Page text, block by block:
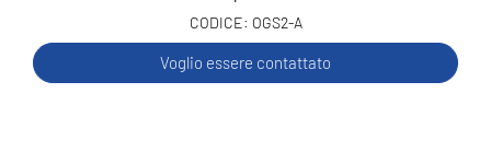
OGS2-A
Voglio essere contattato